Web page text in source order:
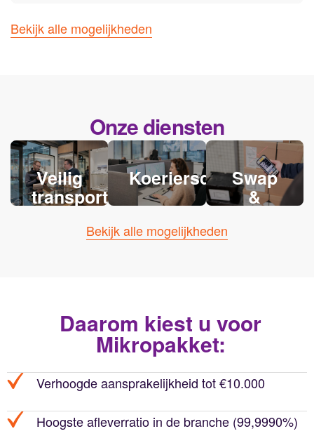
Bekijk alle mogelijkheden
Onze diensten
Veilig
transport
Koeriersdiensten
Swap
&
Bekijk alle mogelijkheden
Daarom kiest u voor
Mikropakket:
Verhoogde aansprakelijkheid tot €10.000
Hoogste afleverratio in de branche (99,9990%)